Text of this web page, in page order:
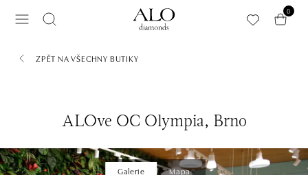
0
ZPĚT NA VŠECHNY BUTIKY
ALOve OC Olympia, Brno
Galerie Mapa